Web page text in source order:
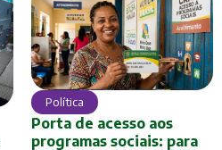
Política
Porta de acesso aos
programas sociais: para